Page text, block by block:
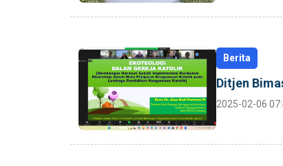
Berita
Ditjen
2025-02-06